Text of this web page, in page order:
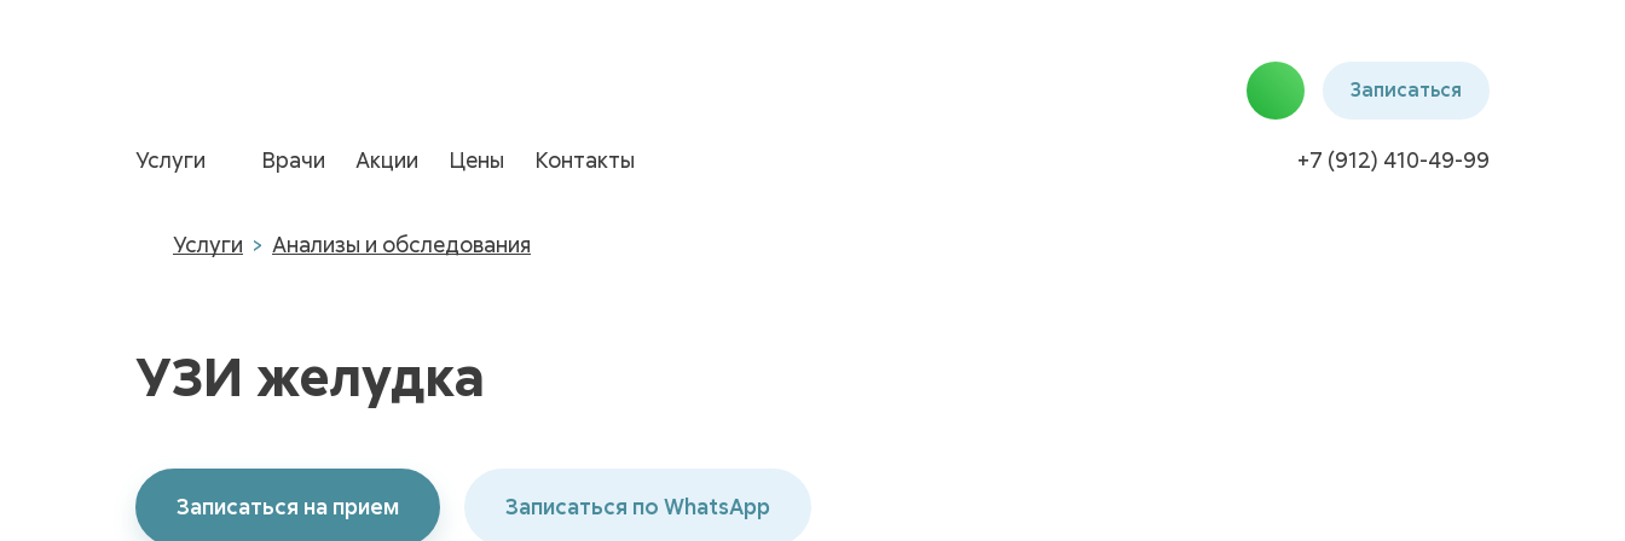
Записаться
+7 (912) 410-49-99
Услуги Врачи Акции Цены Контакты
Услуги Анализы и обследования
УЗИ желудка
Записаться на прием Записаться по WhatsApp